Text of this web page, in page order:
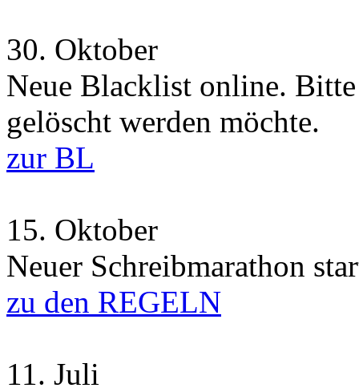
30. Oktober
Neue Blacklist online.
gelöscht werden möchte.
zur BL
15. Oktober
Neuer Schreibmarathon
zu den REGELN
11. Juli